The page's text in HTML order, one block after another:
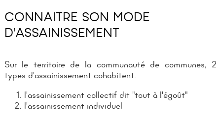
CONNAITRE SON MODE
D'ASSAINISSEMENT
Sur le territoire de la communauté de communes, 2
types d'assainissement cohabitent:
l'assainissement collectif dit "tout à l'égoût"
l'assainissement individuel